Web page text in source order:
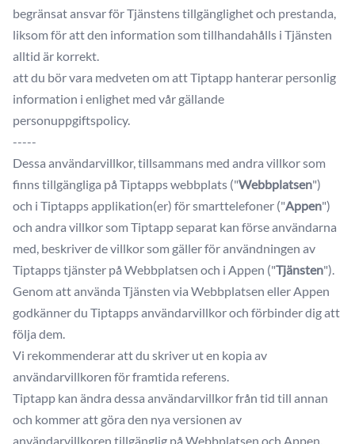
begränsat ansvar för Tjänstens tillgänglighet och prestanda,
liksom för att den information som tillhandahålls i Tjänsten
alltid är korrekt.
att du bör vara medveten om att Tiptapp hanterar personlig
information i enlighet med vår gällande
personuppgiftspolicy.
-----
Dessa användarvillkor, tillsammans med andra villkor som
finns tillgängliga på Tiptapps webbplats ("Webbplatsen")
och i Tiptapps applikation(er) för smarttelefoner ("Appen")
och andra villkor som Tiptapp separat kan förse användarna
med, beskriver de villkor som gäller för användningen av
Tiptapps tjänster på Webbplatsen och i Appen ("Tjänsten").
Genom att använda Tjänsten via Webbplatsen eller Appen
godkänner du Tiptapps användarvillkor och förbinder dig att
följa dem.
Vi rekommenderar att du skriver ut en kopia av
användarvillkoren för framtida referens.
Tiptapp kan ändra dessa användarvillkor från tid till annan
och kommer att göra den nya versionen av
användarvillkoren tillgänglig på Webbplatsen och Appen.